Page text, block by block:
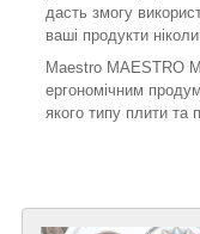
дасть змогу
ваші продукти
Maestro MAESTRO
ергономічним
якого типу плити та